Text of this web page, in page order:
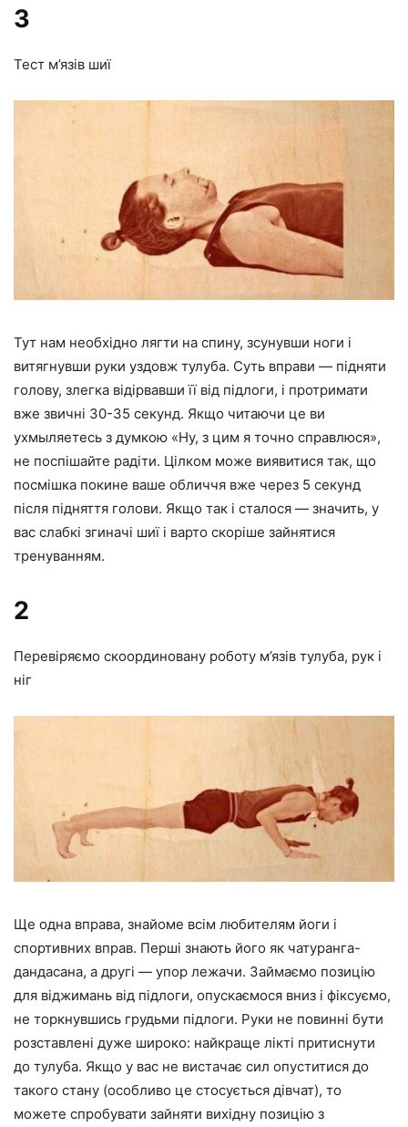
3
Тест м’язів шиї
Тут нам необхідно лягти на спину, зсунувши ноги і
витягнувши руки уздовж тулуба. Суть вправи — підняти
голову, злегка відірвавши її від підлоги, і протримати
вже звичні 30-35 секунд. Якщо читаючи це ви
ухмыляетесь з думкою «Ну, з цим я точно справлюся»,
не поспішайте радіти. Цілком може виявитися так, що
посмішка покине ваше обличчя вже через 5 секунд
після підняття голови. Якщо так і сталося — значить, у
вас слабкі згиначі шиї і варто скоріше зайнятися
тренуванням.
2
Перевіряємо скоординовану роботу м’язів тулуба, рук і
ніг
Ще одна вправа, знайоме всім любителям йоги і
спортивних вправ. Перші знають його як чатуранга-
дандасана, а другі — упор лежачи. Займаємо позицію
для віджимань від підлоги, опускаємося вниз і фіксуємо,
не торкнувшись грудьми підлоги. Руки не повинні бути
розставлені дуже широко: найкраще лікті притиснути
до тулуба. Якщо у вас не вистачає сил опуститися до
такого стану (особливо це стосується дівчат), то
можете спробувати зайняти вихідну позицію з